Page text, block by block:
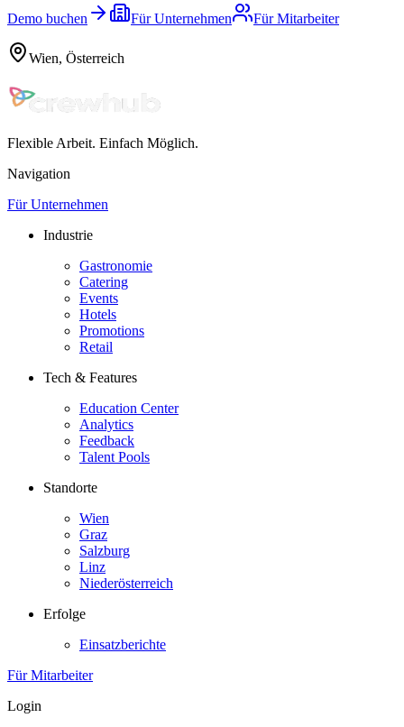
Demo buchen Für Unternehmen Für Mitarbeiter
Wien, Österreich
Flexible Arbeit. Einfach Möglich.
Navigation
Für Unternehmen
Industrie
Gastronomie
Catering
Events
Hotels
Promotions
Retail
Tech & Features
Education Center
Analytics
Feedback
Talent Pools
Standorte
Wien
Graz
Salzburg
Linz
Niederösterreich
Erfolge
Einsatzberichte
Für Mitarbeiter
Login